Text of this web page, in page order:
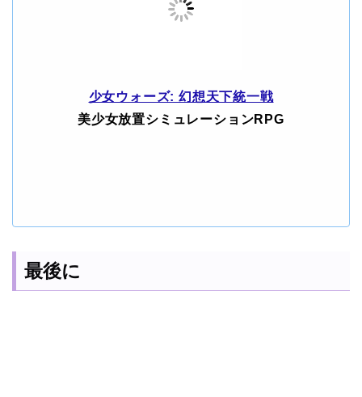
少女ウォーズ: 幻想天下統一戦
美少女放置シミュレーションRPG
最後に